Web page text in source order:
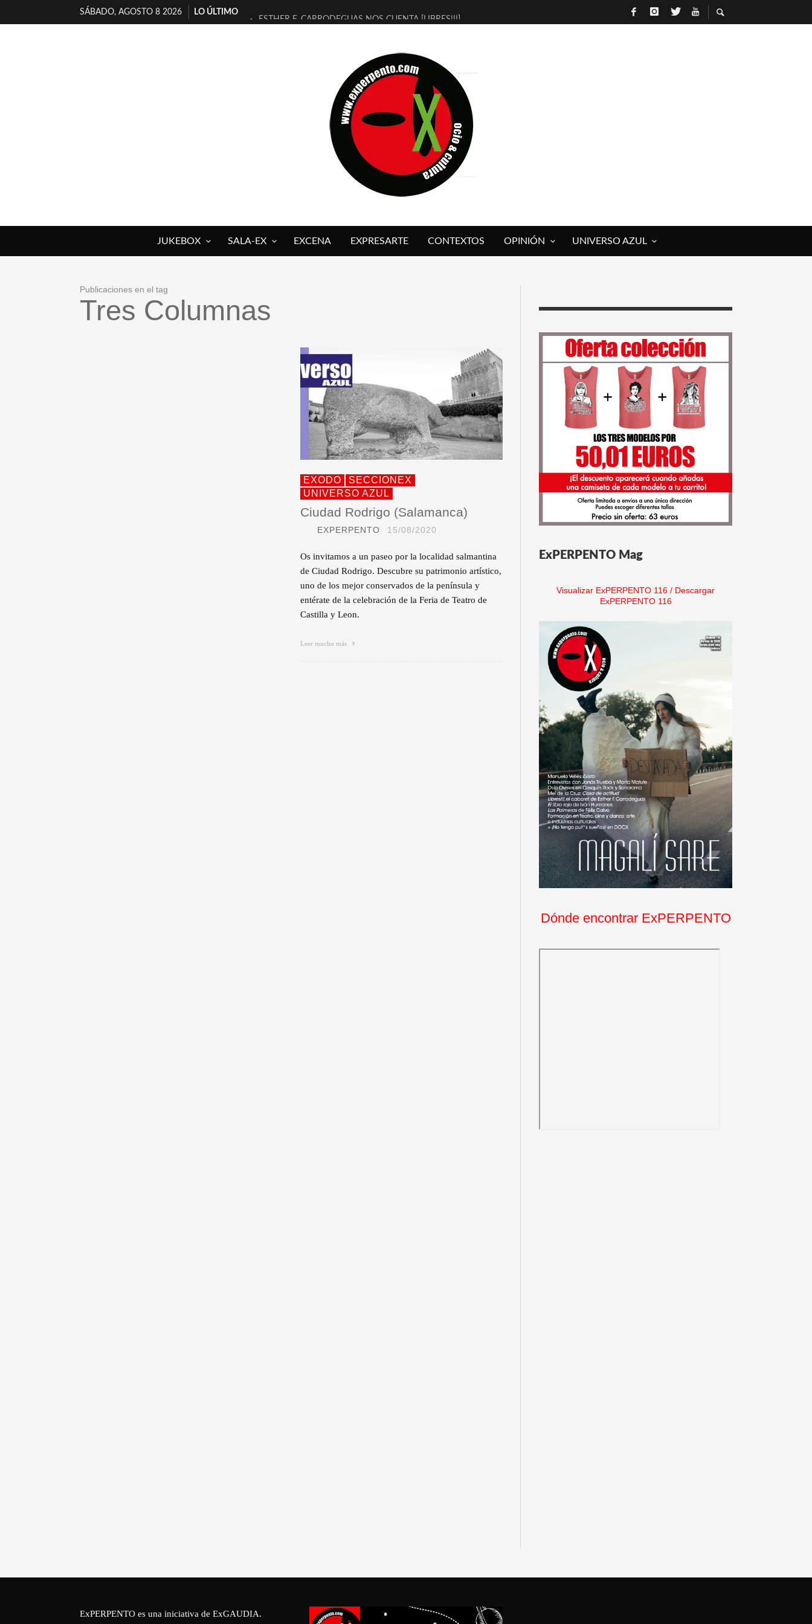
SÁBADO, AGOSTO 8 2026
LO ÚLTIMO
ESTHER F. CARRODEGUAS NOS CUENTA [LIBRES!!!]
[ELECTRA JONDA] DE JUAN GUERRERO ZAMORA
TIMBRE 4, LA ESCUELA DEL DIRECTOR TEATRAL CLAUDIO TOLCACHIR
30 AÑOS (NO ES NADA) DE LA KATARSIS DEL TOMATAZO
MILITARES JUDÍAS EN #EXVITA
D’BALDOMEROS REINVENTAN [BITÁCORA 3.0] EN EXVITA
MARSHALL FLASH PRESENTA EN EXVITA [RELATIVA SENCILLEZ]
JOFRE BARDAGÍ EN EXVITA INTERPRETANDO A SERRAT
JUKEBOX SALA-EX EXCENA EXPRESARTE CONTEXTOS OPINIÓN UNIVERSO AZUL
Publicaciones en el tag
Tres Columnas
EXODO
SECCIONEX
UNIVERSO AZUL
Ciudad Rodrigo (Salamanca)
EXPERPENTO 15/08/2020
Os invitamos a un paseo por la localidad salmantina
de Ciudad Rodrigo. Descubre su patrimonio artístico,
uno de los mejor conservados de la península y
entérate de la celebración de la Feria de Teatro de
Castilla y Leon.
Leer mucho más
ExPERPENTO Mag
Visualizar ExPERPENTO 116 / Descargar
ExPERPENTO 116
Dónde encontrar ExPERPENTO
ExPERPENTO es una iniciativa de ExGAUDIA.